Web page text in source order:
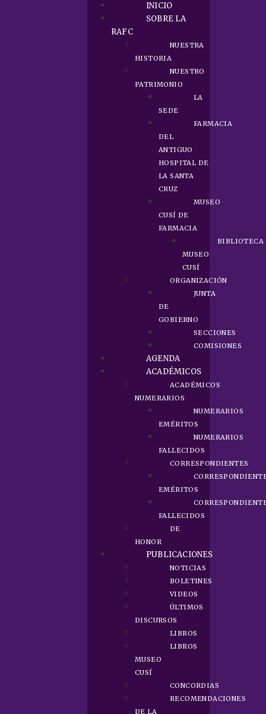
INICIO
SOBRE LA
RAFC
NUESTRA
HISTORIA
NUESTRO
PATRIMONIO
LA
SEDE
FARMACIA
DEL
ANTIGUO
HOSPITAL DE
LA SANTA
CRUZ
MUSEO
CUSÍ DE
FARMACIA
BIBLIOTECA
MUSEO
CUSÍ
ORGANIZACIÓN
JUNTA
DE
GOBIERNO
SECCIONES
COMISIONES
AGENDA
ACADÉMICOS
ACADÉMICOS
NUMERARIOS
NUMERARIOS
EMÉRITOS
NUMERARIOS
FALLECIDOS
CORRESPONDIENTES
EMÉRITOS
FALLECIDOS
DE
HONOR
PUBLICACIONES
NOTICIAS
BOLETINES
VIDEOS
ÚLTIMOS
DISCURSOS
LIBROS
LIBROS
MUSEO
CUSÍ
CONCORDIAS
RECOMENDACIONES
DE LA